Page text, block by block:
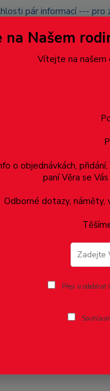
pár informací ---
zásilku
přidán na
a platba Více
Dárkové
Scania CR 20 HD s
CR 20 HD
Našem
Vítejte na našem
o objednávkách,
paní Věra se
Odborné dotazy, náměty,
Přeji si odebírat